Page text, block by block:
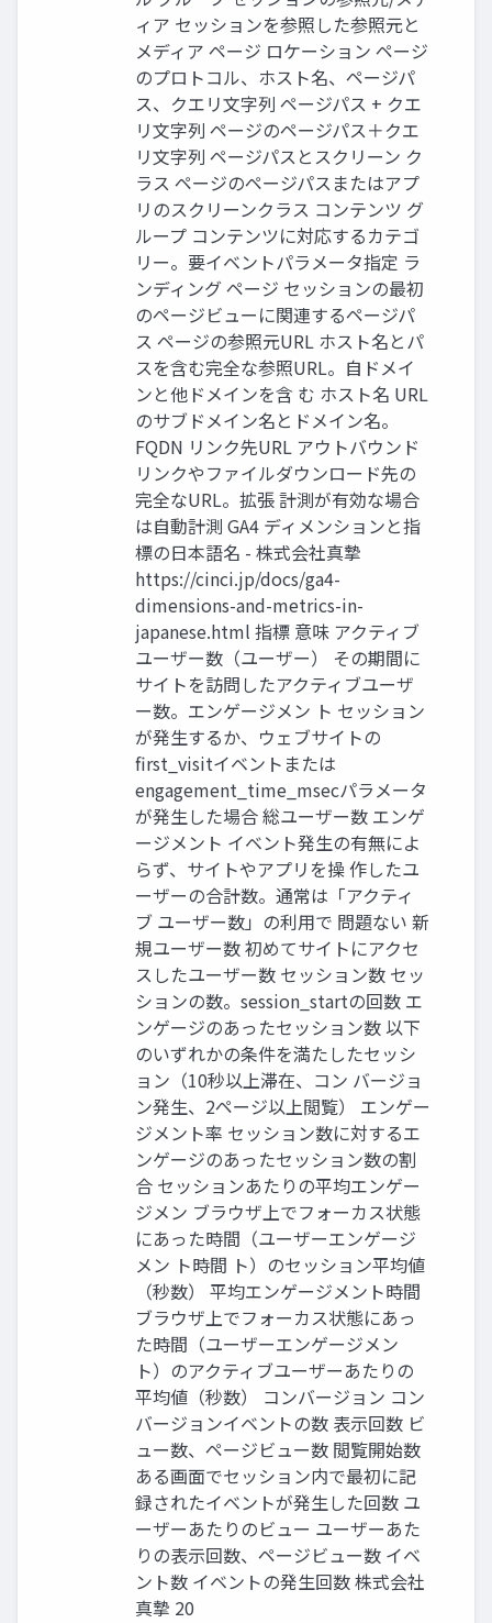
ィア セッションを参照した参照元と
メディア ページ ロケーション ページ
のプロトコル、ホスト名、ページパ
ス、クエリ文字列 ページパス + クエ
リ文字列 ページのページパス＋クエ
リ文字列 ページパスとスクリーン ク
ラス ページのページパスまたはアプ
リのスクリーンクラス コンテンツ グ
ループ コンテンツに対応するカテゴ
リー。要イベントパラメータ指定 ラ
ンディング ページ セッションの最初
のページビューに関連するページパ
ス ページの参照元URL ホスト名とパ
スを含む完全な参照URL。自ドメイ
ンと他ドメインを含 む ホスト名 URL
のサブドメイン名とドメイン名。
FQDN リンク先URL アウトバウンド
リンクやファイルダウンロード先の
完全なURL。拡張 計測が有効な場合
は自動計測 GA4 ディメンションと指
標の日本語名 - 株式会社真摯
https://cinci.jp/docs/ga4-
dimensions-and-metrics-in-
japanese.html 指標 意味 アクティブ
ユーザー数（ユーザー） その期間に
サイトを訪問したアクティブユーザ
ー数。エンゲージメン ト セッション
が発生するか、ウェブサイトの
first_visitイベントまたは
engagement_time_msecパラメータ
が発生した場合 総ユーザー数 エンゲ
ージメント イベント発生の有無によ
らず、サイトやアプリを操 作したユ
ーザーの合計数。通常は「アクティ
ブ ユーザー数」の利用で 問題ない 新
規ユーザー数 初めてサイトにアクセ
スしたユーザー数 セッション数 セッ
ションの数。session_startの回数 エ
ンゲージのあったセッション数 以下
のいずれかの条件を満たしたセッシ
ョン（10秒以上滞在、コン バージョ
ン発生、2ページ以上閲覧） エンゲー
ジメント率 セッション数に対するエ
ンゲージのあったセッション数の割
合 セッションあたりの平均エンゲー
ジメン ブラウザ上でフォーカス状態
にあった時間（ユーザーエンゲージ
メン ト時間 ト）のセッション平均値
（秒数） 平均エンゲージメント時間
ブラウザ上でフォーカス状態にあっ
た時間（ユーザーエンゲージメン
ト）のアクティブユーザーあたりの
平均値（秒数） コンバージョン コン
バージョンイベントの数 表示回数 ビ
ュー数、ページビュー数 閲覧開始数
ある画面でセッション内で最初に記
録されたイベントが発生した回数 ユ
ーザーあたりのビュー ユーザーあた
りの表示回数、ページビュー数 イベ
ント数 イベントの発生回数 株式会社
真摯 20